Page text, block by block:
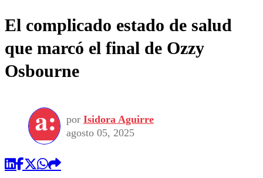
El complicado estado de salud
que marcó el final de Ozzy
Osbourne
por Isidora Aguirre
agosto 05, 2025